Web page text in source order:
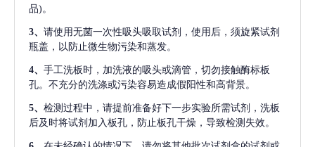
品)。
3、 请使用无菌一次性吸头吸取试剂，使用后，须旋紧试剂
瓶盖，以防止微生物污染和蒸发。
4、 手工洗板时，加洗液的吸头或滴管，切勿接触酶标板
孔。不充分的洗涤或污染容易造成假阳性和高背景。
5、 检测过程中，请提前准备好下一步实验所需试剂，洗板
后及时将试剂加入板孔，防止板孔干燥，导致检测失效。